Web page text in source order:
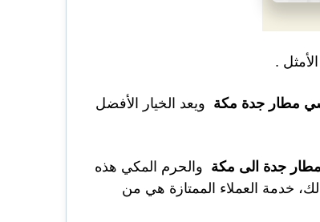
.
مطار جدة مكة ويعد الخيار الأفضل
جدة الى مكة و الحرم المكي هذه
خدمة العملاء الممتازة هي من